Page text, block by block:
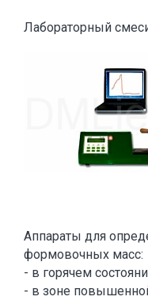
Лабораторный
Аппараты для
формовочных масс:
- в горячем
- в зоне